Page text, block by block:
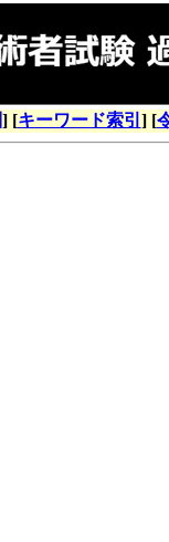
] [キーワード索引 ] [